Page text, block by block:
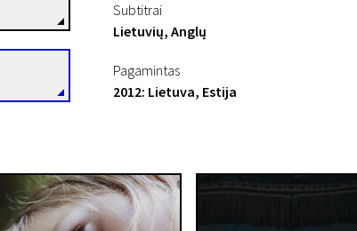
Subtitrai
Lietuvių, Anglų
Pagamintas
2012: Lietuva, Estija